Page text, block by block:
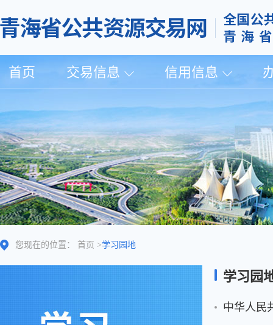
首页 交易信息 信用信息
您现在的位置： 首页 >学习园地
学习园
中华人民